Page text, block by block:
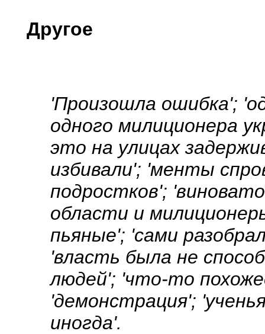
Другое
'Произошла ошибка';
одного милиционера
это на улицах
избивали'; 'менты
подростков';
области и
пьяные'; 'сами
'власть была не
людей'; 'что-то
'демонстрация';
иногда'.